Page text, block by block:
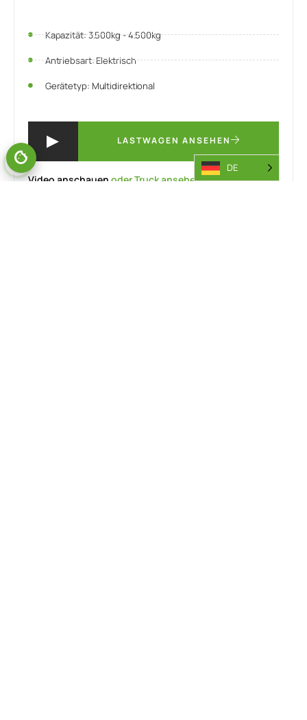
Kapazität: 3.500kg - 4.500kg
Antriebsart: Elektrisch
Gerätetyp: Multidirektional
LASTWAGEN ANSEHEN
Video anschauen oder Truck ansehen...
DE